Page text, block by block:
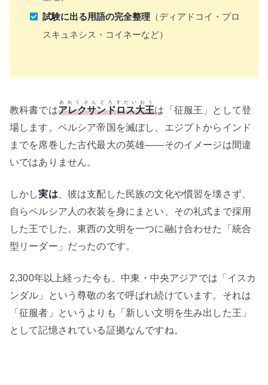
試験に出る用語の完全整理（ディアドコイ・プロ
スキュネシス・コイネーなど）
教科書ではアレクサンドロス大王
あれくさんどろすだいおう
は「征服王」として登
場します。ペルシア帝国を滅ぼし、エジプトからインド
までを席巻した古代最大の英雄——そのイメージは間違
いではありません。
しかし実は 、彼は支配した民族の文化や慣習を壊さず、
自らペルシア人の衣装を身にまとい、その礼式まで採用
した王でした。東西の文明を一つに融け合わせた「統合
型リーダー」だったのです。
2,300年以上経った今も、中東・中央アジアでは「イスカ
ンダル」という尊敬の名で呼ばれ続けています。それは
「征服者」というよりも「新しい文明を生み出した王」
として記憶されている証拠なんですね。